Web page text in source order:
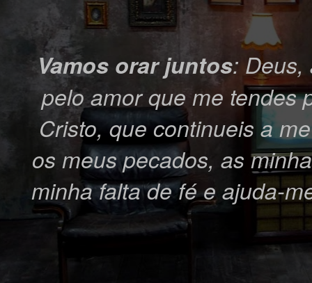
Vamos orar juntos: Deus,
pelo amor que me tendes
Cristo, que continueis a
os meus pecados, as
minha falta de fé e ajuda-